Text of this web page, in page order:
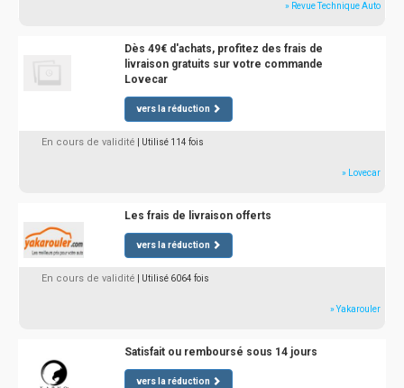
» Revue Technique Auto
Dès 49€ d'achats, profitez des frais de
livraison gratuits sur votre commande
Lovecar
vers la réduction
En cours de validité | Utilisé 114 fois
» Lovecar
Les frais de livraison offerts
vers la réduction
En cours de validité | Utilisé 6064 fois
» Yakarouler
Satisfait ou remboursé sous 14 jours
vers la réduction